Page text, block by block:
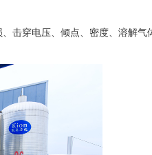
击穿电压、倾点、密度、溶解气